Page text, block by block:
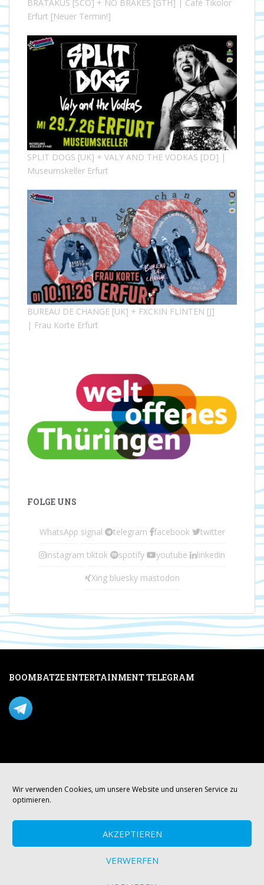
Wir verwenden Cookies, um unsere Website und unseren Service zu
optimieren.
AKZEPTIEREN
VERWERFEN
BRATAKUS [SCO] + NO BRAKES [GTH] | Café Tikolor
Erfurt [Neuer Termin!]
SPLIT DOGS [UK] + VALY AND THE VODKAS [DD] |
Museumskeller Erfurt
BUREAU DE CHANGE [UK] + FXCKIN FLINTEN [J]
| Frau Korte Erfurt
FOLGE UNS
WhatsApp signal telegram facebook twitter
instagram tiktok spotify youtube linkedin
Xing bluesky mastodon
BOOMBATZE ENTERTAINMENT TELEGRAM